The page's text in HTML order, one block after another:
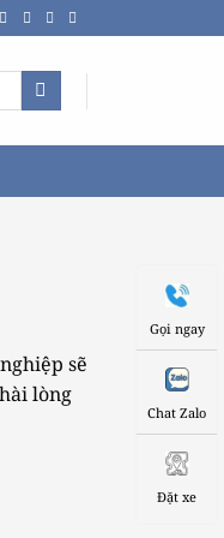
sẽ
lòng
Gọi ngay
Chat Zalo
Đặt xe